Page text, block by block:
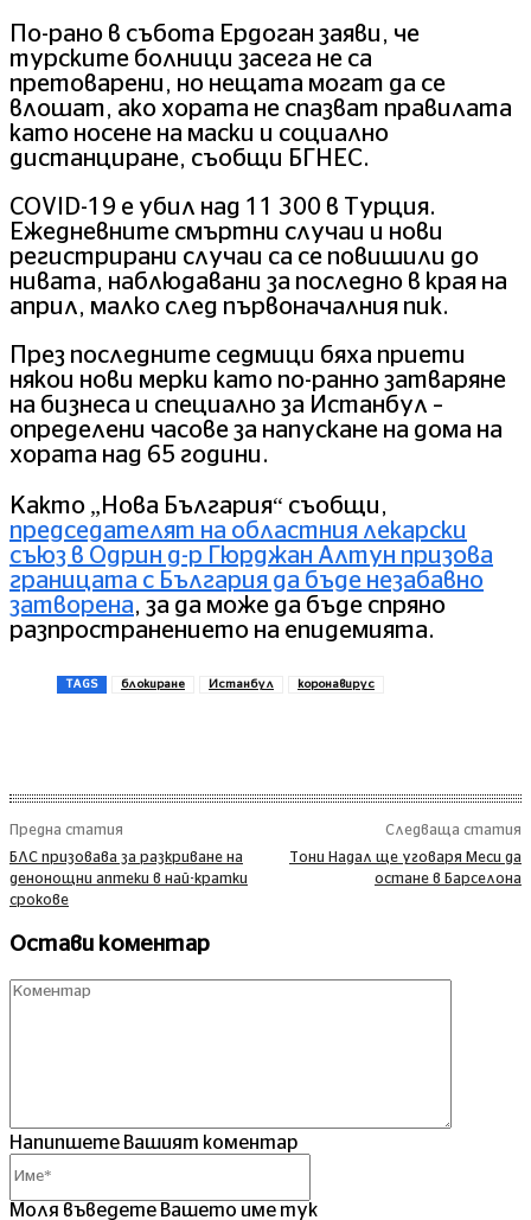
По-рано в събота Ердоган заяви, че
турските болници засега не са
претоварени, но нещата могат да се
влошат, ако хората не спазват правилата
като носене на маски и социално
дистанциране, съобщи БГНЕС.
COVID-19 е убил над 11 300 в Турция.
Ежедневните смъртни случаи и нови
регистрирани случаи са се повишили до
нивата, наблюдавани за последно в края на
април, малко след първоначалния пик.
През последните седмици бяха приети
някои нови мерки като по-ранно затваряне
на бизнеса и специално за Истанбул –
определени часове за напускане на дома на
хората над 65 години.
Както „Нова България“ съобщи,
председателят на областния лекарски
съюз в Одрин д-р Гюрджан Алтун призова
границата с България да бъде незабавно
затворена, за да може да бъде спряно
разпространението на епидемията.
TAGS блокиране Истанбул коронавирус
Предна статия
БЛС призовава за разкриване на
денонощни аптеки в най-кратки
срокове
Следваща статия
Тони Надал ще уговаря Меси да
остане в Барселона
Остави коментар
Напипшете Вашият коментар
Моля въведете Вашето име тук